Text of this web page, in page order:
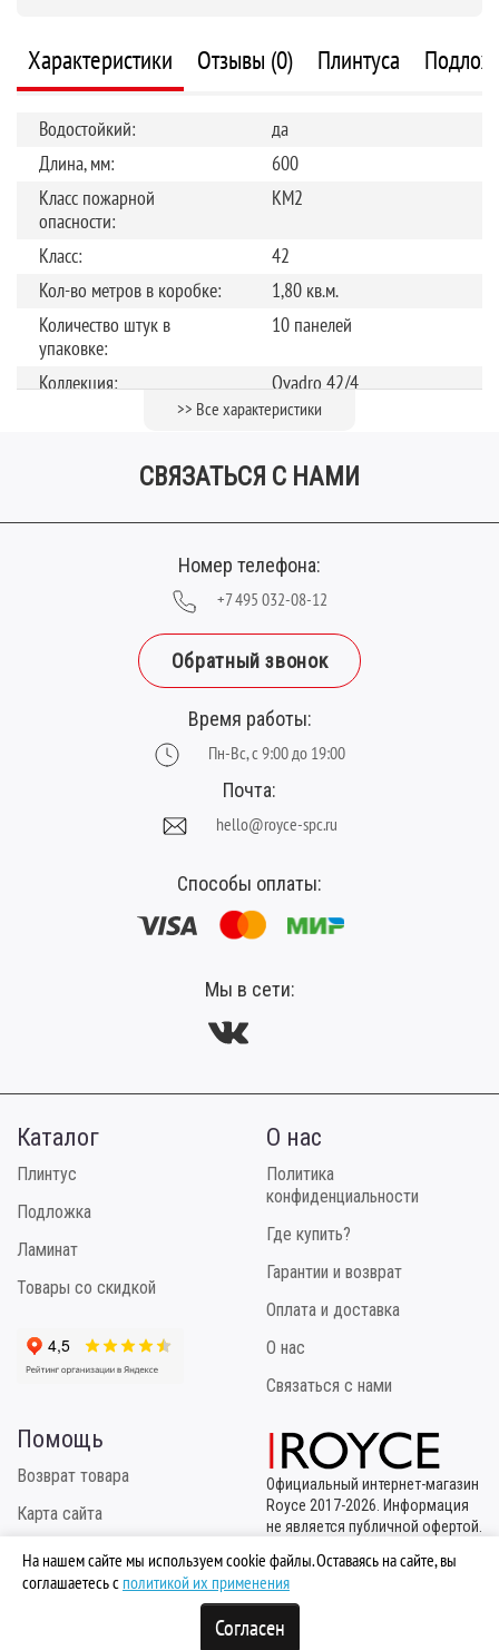
Характеристики Отзывы (0) Плинтуса
Водостойкий:
да
Длина, мм:
600
Класс пожарной
опасности:
КМ2
Класс:
42
Кол-во метров в коробке:
1,80 кв.м.
Количество штук в
упаковке:
10 панелей
Коллекция:
Qvadro 42/4
Камень
до +27 градусов
Тип замка:
Замок
4
V-образная
Ширина планки (мм):
300
>> Все характеристики
СВЯЗАТЬСЯ С НАМИ
Номер телефона:
+7 495 032-08-12
Обратный звонок
Время работы:
Пн-Вс, с 9:00 до 19:00
Почта:
hello@royce-spc.ru
Способы оплаты:
Мы в сети:
Каталог
Плинтус
Подложка
Ламинат
Товары со скидкой
О нас
Политика
конфиденциальности
Где купить?
Гарантии и возврат
Оплата и доставка
О нас
Связаться с нами
Помощь
Возврат товара
Карта сайта
Инструкция по укладке
Официальный интернет-магазин
Royce 2017-2026. Информация
не является публичной офертой.
правообладатель
ТМ "Royce" - ООО "МБК
Логистик"
На нашем сайте мы используем cookie файлы. Оставаясь на сайте, вы
соглашаетесь с политикой их применения
Согласен